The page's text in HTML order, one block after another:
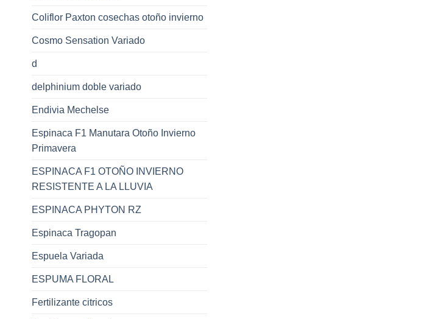
Coliflor Paxton cosechas otoño invierno
Cosmo Sensation Variado
d
delphinium doble variado
Endivia Mechelse
Espinaca F1 Manutara Otoño Invierno
Primavera
ESPINACA F1 OTOÑO INVIERNO
RESISTENTE A LA LLUVIA
ESPINACA PHYTON RZ
Espinaca Tragopan
Espuela Variada
ESPUMA FLORAL
Fertilizante citricos